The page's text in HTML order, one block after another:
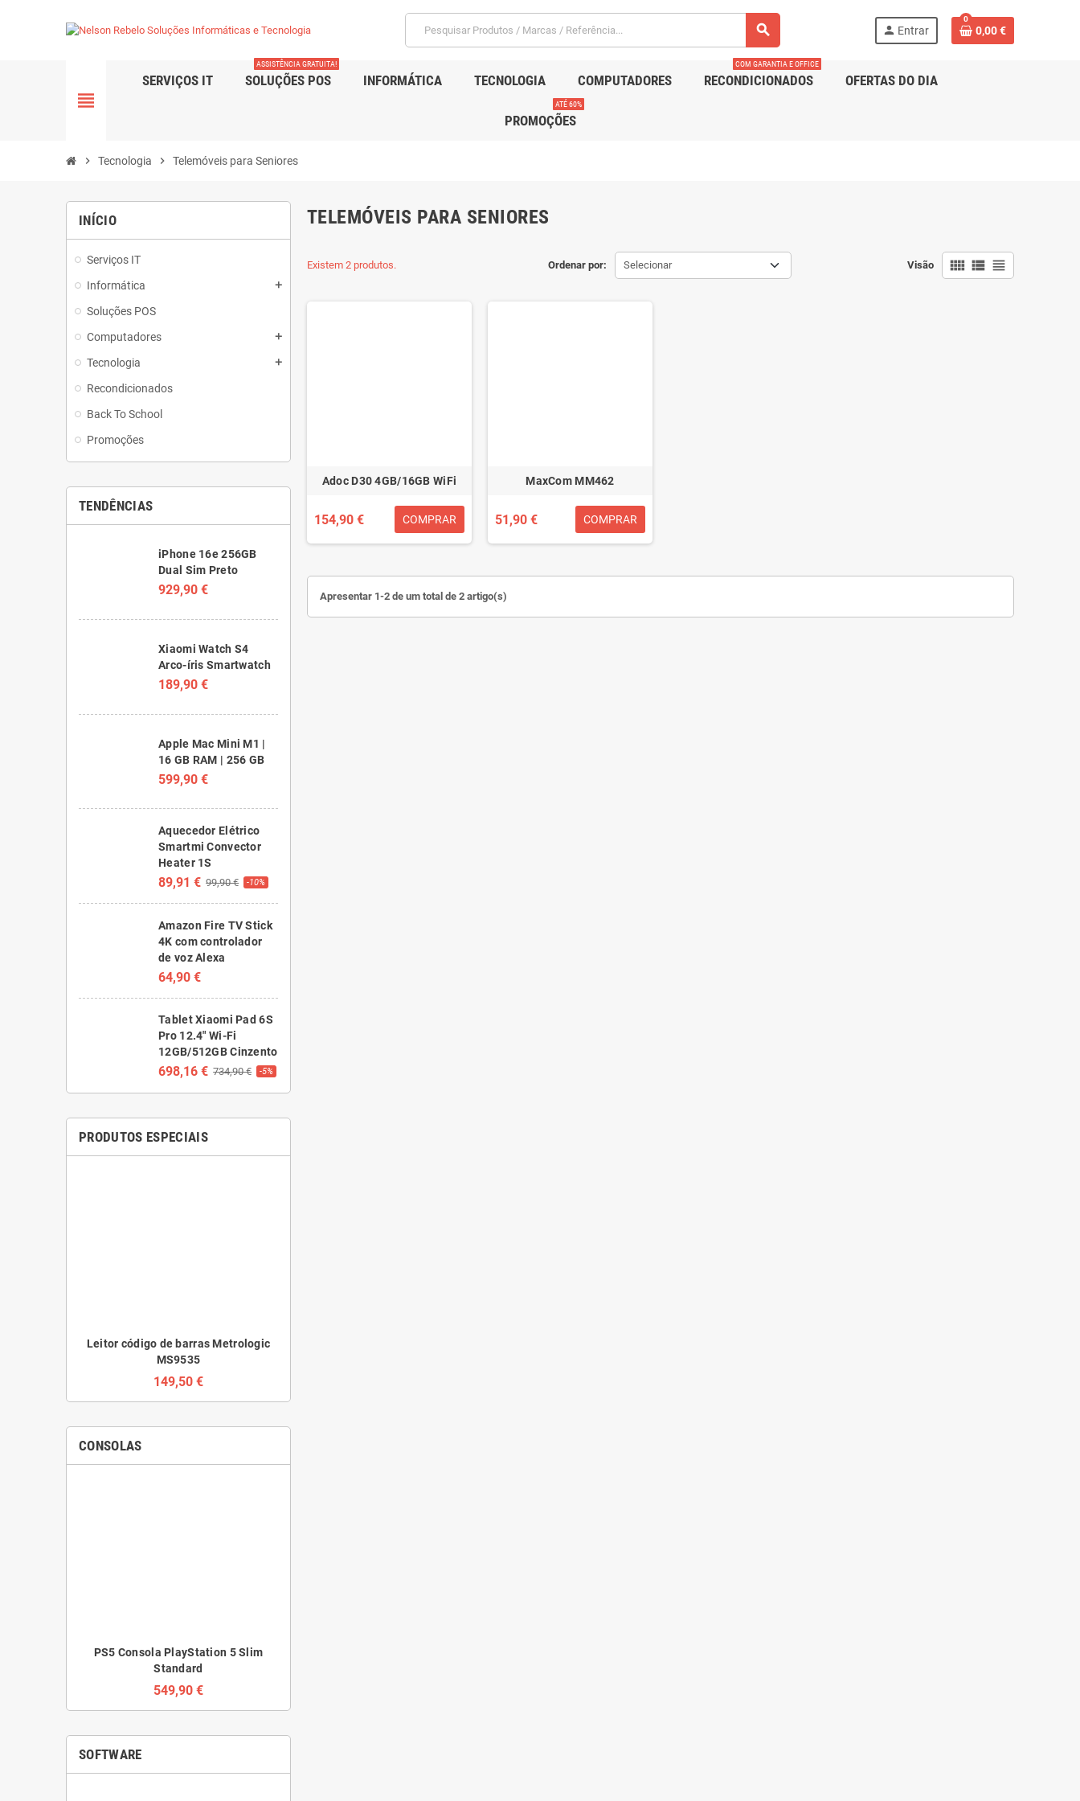
search person Entrar
0
0,00 €
view_headline
SERVIÇOS IT SOLUÇÕES POS
ASSISTÊNCIA GRATUITA!
INFORMÁTICA TECNOLOGIA COMPUTADORES RECONDICIONADOS
COM GARANTIA E OFFICE
OFERTAS DO DIA
PROMOÇÕES
ATÉ 60%
chevron_right Tecnologia chevron_right Telemóveis para Seniores
INÍCIO
Serviços IT
Informática
add
Soluções POS
Computadores
add
Tecnologia add
Recondicionados
Back To School
Promoções
TENDÊNCIAS
iPhone 16e 256GB
Dual Sim Preto
929,90 €
Xiaomi Watch S4
Arco-íris Smartwatch
189,90 €
Apple Mac Mini M1 |
16 GB RAM | 256 GB
599,90 €
Aquecedor Elétrico
Smartmi Convector
Heater 1S
89,91 € 99,90 € -10%
Amazon Fire TV Stick
4K com controlador
de voz Alexa
64,90 €
Tablet Xiaomi Pad 6S
Pro 12.4" Wi-Fi
12GB/512GB Cinzento
698,16 € 734,90 € -5%
PRODUTOS ESPECIAIS
Leitor código de barras Metrologic
MS9535
149,50 €
CONSOLAS
PS5 Consola PlayStation 5 Slim
Standard
549,90 €
SOFTWARE
TELEMÓVEIS PARA SENIORES
Ordenar por: Selecionar Visão view_comfy view_list view_headline
Existem 2 produtos.
Adoc D30 4GB/16GB WiFi
154,90 € COMPRAR
MaxCom MM462
51,90 € COMPRAR
Apresentar 1-2 de um total de 2 artigo(s)